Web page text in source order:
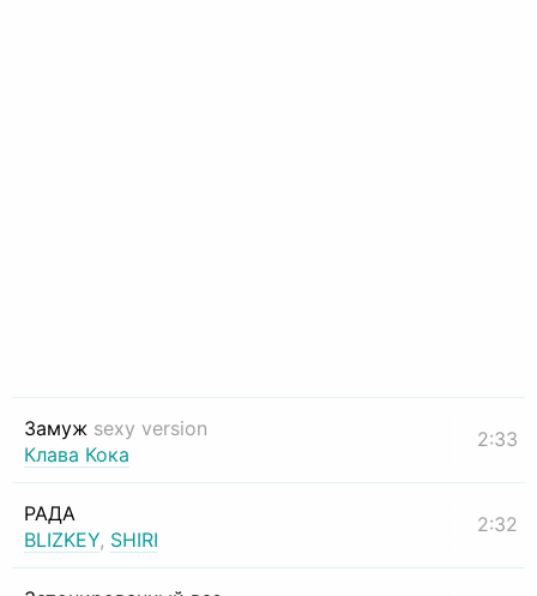
Замуж sexy version
Клава Кока
2:33
РАДА
BLIZKEY, SHIRI
2:32